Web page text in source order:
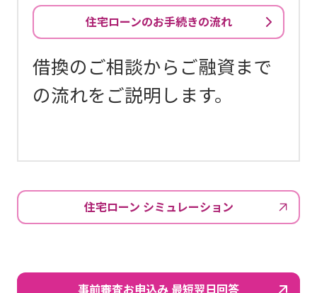
住宅ローンのお手続きの流れ
借換のご相談からご融資まで
の流れをご説明します。
住宅ローン シミュレーション
事前審査お申込み 最短翌日回答